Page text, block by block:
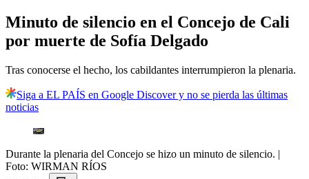
Minuto de silencio en el Concejo de Cali
por muerte de Sofía Delgado
Tras conocerse el hecho, los cabildantes interrumpieron la plenaria.
Siga a EL PAÍS en Google Discover y no se pierda las últimas
noticias
Durante la plenaria del Concejo se hizo un minuto de silencio. |
Foto: WIRMAN RÍOS